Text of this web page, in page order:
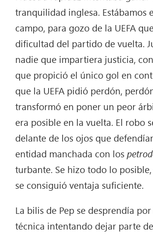
tranquilidad inglesa. Estábamos
campo, para gozo de la UEFA
dificultad del partido de vuelta.
nadie que impartiera justicia,
que propició el único gol en
que la UEFA pidió perdón,
transformó en poner un peor
era posible en la vuelta. El robo
delante de los ojos que
entidad manchada con los
turbante. Se hizo todo lo
se consiguió ventaja suficiente.
La bilis de Pep se desprendía
técnica intentando dejar parte